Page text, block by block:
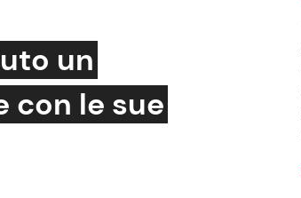
e Ricette
un
con le sue